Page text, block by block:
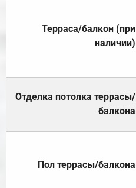
Терраса/балкон (при
наличии)
Отделка потолка террасы/
балкона
Пол террасы/балкона